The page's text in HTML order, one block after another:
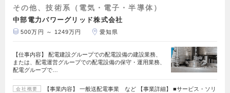
その他、技術系（電気・電子・半導体）
中部電力パワーグリッド株式会社
500万円 ～ 1249万円 愛知県
【仕事内容】 配電建設グループでの配電設備の建設業務、
または、配電運営グループでの配電設備の保守・運用業務、
配電グループで…
会社概要
【事業内容】 一般送配電事業 など 【事業詳細】 ■サービス・ソリ